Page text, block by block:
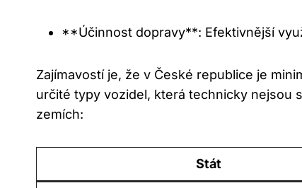
**Účinnost dopravy**: Efektivnější
Zajímavostí je, že v České republice je
určité typy vozidel, která technicky nejsou
zemích:
Stát